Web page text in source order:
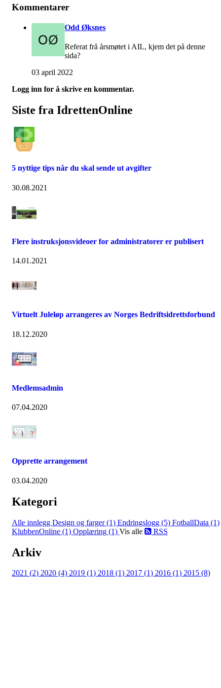
Kommentarer
Odd Øksnes
Referat frå årsmøtet i AIL, kjem det på denne
sida?
03 april 2022
Logg inn for å skrive en kommentar.
Siste fra IdrettenOnline
5 nyttige tips når du skal sende ut avgifter
30.08.2021
Flere instruksjonsvideoer for administratorer er publisert
14.01.2021
Virtuelt Juleløp arrangeres av Norges Bedriftsidrettsforbund
18.12.2020
Medlemsadmin
07.04.2020
Opprette arrangement
03.04.2020
Kategori
Alle innlegg Design og farger (1) Endringslogg (5) FotballData (1)
KlubbenOnline (1) Opplæring (1) Vis alle RSS
Arkiv
2021 (2) 2020 (4) 2019 (1) 2018 (1) 2017 (1) 2016 (1) 2015 (8)